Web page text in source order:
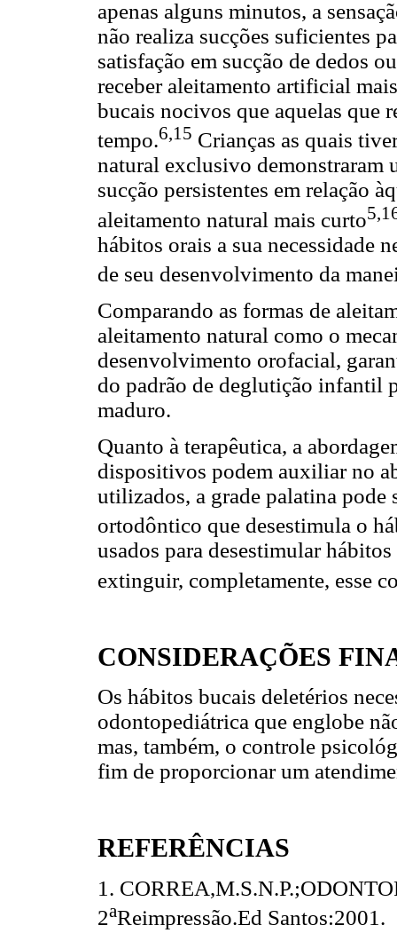
apenas alguns minutos, a
não realiza sucções suficientes
satisfação em sucção de dedos
receber aleitamento artificial
bucais nocivos que aquelas que
tempo.6,15 Crianças as quais
natural exclusivo demonstraram
sucção persistentes em relação
aleitamento natural mais curto
hábitos orais a sua necessidade
de seu desenvolvimento da
Comparando as formas de
aleitamento natural como o
desenvolvimento orofacial,
do padrão de deglutição infantil
maduro.
Quanto à terapêutica, a
dispositivos podem auxiliar no
utilizados, a grade palatina
ortodôntico que desestimula o
usados para desestimular
extinguir, completamente, esse
CONSIDERAÇÕES
Os hábitos bucais deletérios
odontopediátrica que englobe
mas, também, o controle
fim de proporcionar um
REFERÊNCIAS
1.
2aReimpressão.Ed Santos:2001.